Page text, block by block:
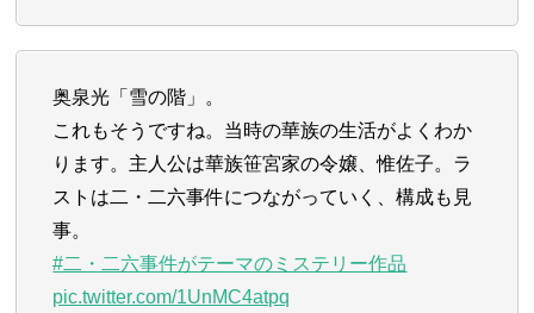
奥泉光「雪の階」。
これもそうですね。当時の華族の生活がよくわか
ります。主人公は華族笹宮家の令嬢、惟佐子。ラ
ストは二・二六事件につながっていく、構成も見
事。
#二・二六事件がテーマのミステリー作品
pic.twitter.com/1UnMC4atpq